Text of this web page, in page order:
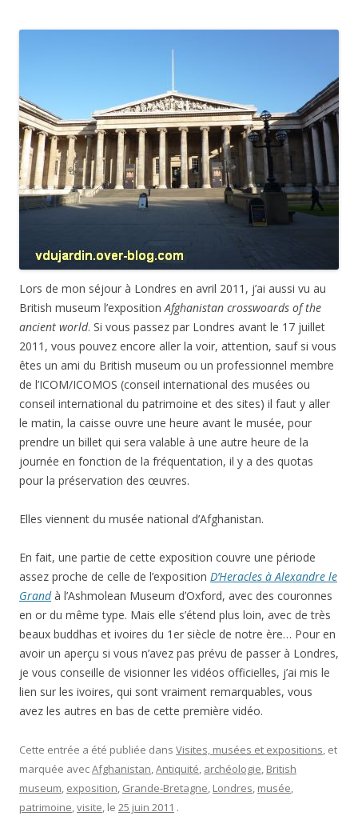
Lors de mon séjour à Londres en avril 2011, j’ai aussi vu au
British museum l’expositionAfghanistan crosswoards of the
ancient world. Si vous passez par Londres avant le 17 juillet
2011, vous pouvez encore aller la voir, attention, sauf si vous
êtes un ami du British museum ou un professionnel membre
de l’ICOM/ICOMOS (conseil international des musées ou
conseil international du patrimoine et des sites) il faut y aller
le matin, la caisse ouvre une heure avant le musée, pour
prendre un billet qui sera valable à une autre heure de la
journée en fonction de la fréquentation, il y a des quotas
pour la préservation des œuvres.
Elles viennent du musée national d’Afghanistan.
En fait, une partie de cette exposition couvre une période
assez proche de celle de l’exposition D’Heracles à Alexandre le
Grandà l’Ashmolean Museum d’Oxford, avec des couronnes
en or du même type. Mais elle s’étend plus loin, avec de très
beaux buddhas et ivoires du 1er siècle de notre ère… Pour en
avoir un aperçu si vous n’avez pas prévu de passer à Londres,
je vous conseille de visionner les vidéos officielles, j’ai mis le
lien sur les ivoires, qui sont vraiment remarquables, vous
avez les autres en bas de cette première vidéo.
Cette entrée a été publiée dans Visites, musées et expositions, et
marquée avecAfghanistan,Antiquité, archéologie, British
museum, exposition, Grande-Bretagne, Londres, musée,
patrimoine,visite, le 25 juin 2011 .